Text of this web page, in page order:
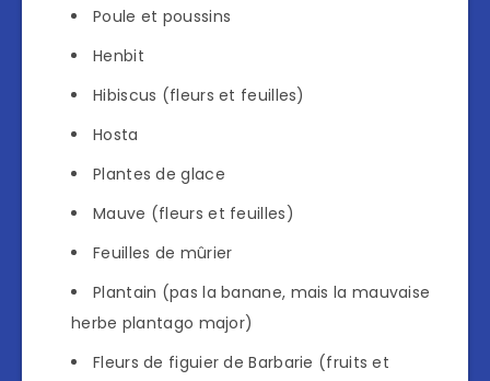
Poule et poussins
Henbit
Hibiscus (fleurs et feuilles)
Hosta
Plantes de glace
Mauve (fleurs et feuilles)
Feuilles de mûrier
Plantain (pas la banane, mais la mauvaise
herbe plantago major)
Fleurs de figuier de Barbarie (fruits et